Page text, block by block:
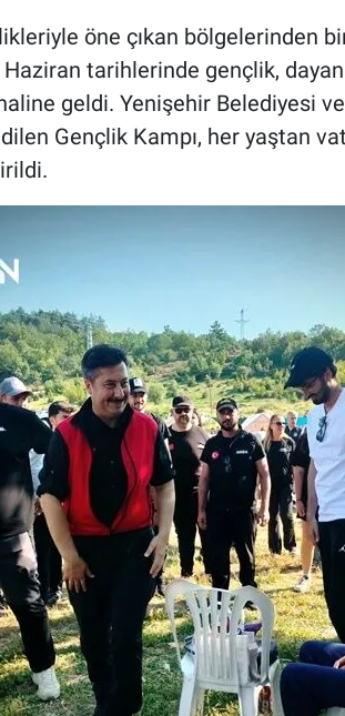
öne çıkan bölgelerinden
tarihlerinde gençlik,
geldi. Yenişehir Belediyesi
Gençlik Kampı, her yaştan